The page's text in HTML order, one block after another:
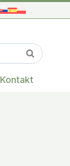
Kontakt